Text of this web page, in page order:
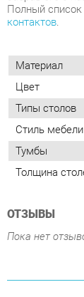
Типы столов
Стиль мебели
Толщина
ОТЗЫВЫ
Пока нет
СОСТАВ